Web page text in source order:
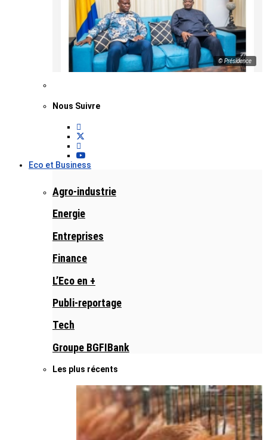
© Présidence
Nous Suivre
Eco et Business
Agro-industrie
Energie
Entreprises
Finance
L’Eco en +
Publi-reportage
Tech
Groupe BGFIBank
Les plus récents